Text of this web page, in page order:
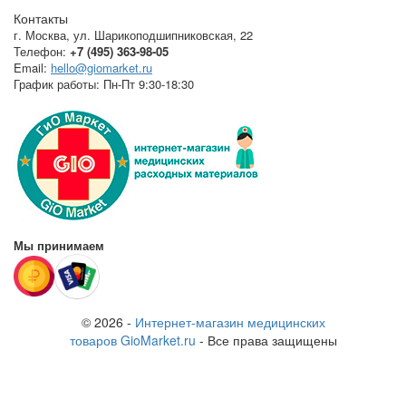
Контакты
г. Москва, ул. Шарикоподшипниковская, 22
Телефон: +7 (495) 363-98-05
Email: hello@giomarket.ru
График работы: Пн-Пт 9:30-18:30
Мы принимаем
© 2026 - Интернет-магазин медицинских
товаров GioMarket.ru - Все права защищены